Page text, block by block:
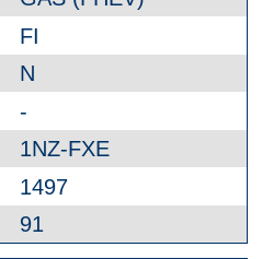
FI
N
-
1NZ-FXE
1497
91